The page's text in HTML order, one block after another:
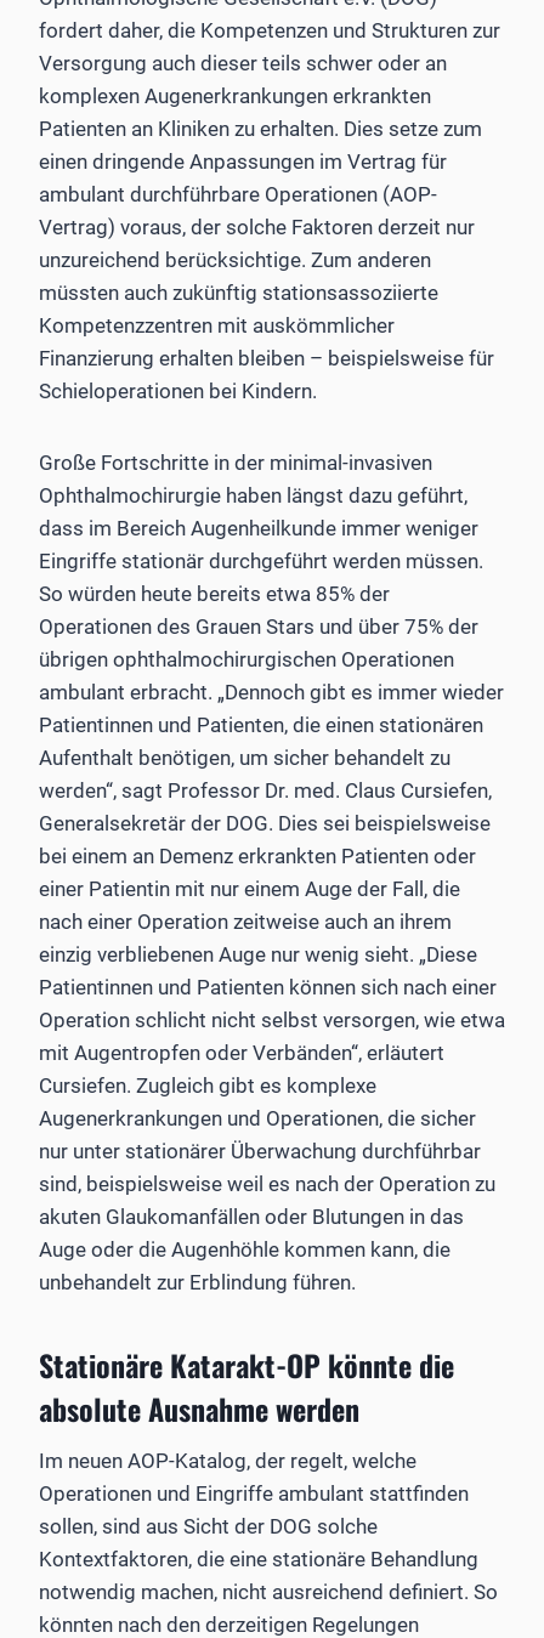
fordert daher, die Kompetenzen und Strukturen zur
Versorgung auch dieser teils schwer oder an
komplexen Augenerkrankungen erkrankten
Patienten an Kliniken zu erhalten. Dies setze zum
einen dringende Anpassungen im Vertrag für
ambulant durchführbare Operationen (AOP-
Vertrag) voraus, der solche Faktoren derzeit nur
unzureichend berücksichtige. Zum anderen
müssten auch zukünftig stationsassoziierte
Kompetenzzentren mit auskömmlicher
Finanzierung erhalten bleiben – beispielsweise für
Schieloperationen bei Kindern.
Große Fortschritte in der minimal-invasiven
Ophthalmochirurgie haben längst dazu geführt,
dass im Bereich Augenheilkunde immer weniger
Eingriffe stationär durchgeführt werden müssen.
So würden heute bereits etwa 85% der
Operationen des Grauen Stars und über 75% der
übrigen ophthalmochirurgischen Operationen
ambulant erbracht. „Dennoch gibt es immer wieder
Patientinnen und Patienten, die einen stationären
Aufenthalt benötigen, um sicher behandelt zu
werden“, sagt Professor Dr. med. Claus Cursiefen,
Generalsekretär der DOG. Dies sei beispielsweise
bei einem an Demenz erkrankten Patienten oder
einer Patientin mit nur einem Auge der Fall, die
nach einer Operation zeitweise auch an ihrem
einzig verbliebenen Auge nur wenig sieht. „Diese
Patientinnen und Patienten können sich nach einer
Operation schlicht nicht selbst versorgen, wie etwa
mit Augentropfen oder Verbänden“, erläutert
Cursiefen. Zugleich gibt es komplexe
Augenerkrankungen und Operationen, die sicher
nur unter stationärer Überwachung durchführbar
sind, beispielsweise weil es nach der Operation zu
akuten Glaukomanfällen oder Blutungen in das
Auge oder die Augenhöhle kommen kann, die
unbehandelt zur Erblindung führen.
Stationäre Katarakt-OP könnte die
absolute Ausnahme werden
Im neuen AOP-Katalog, der regelt, welche
Operationen und Eingriffe ambulant stattfinden
sollen, sind aus Sicht der DOG solche
Kontextfaktoren, die eine stationäre Behandlung
notwendig machen, nicht ausreichend definiert. So
könnten nach den derzeitigen Regelungen